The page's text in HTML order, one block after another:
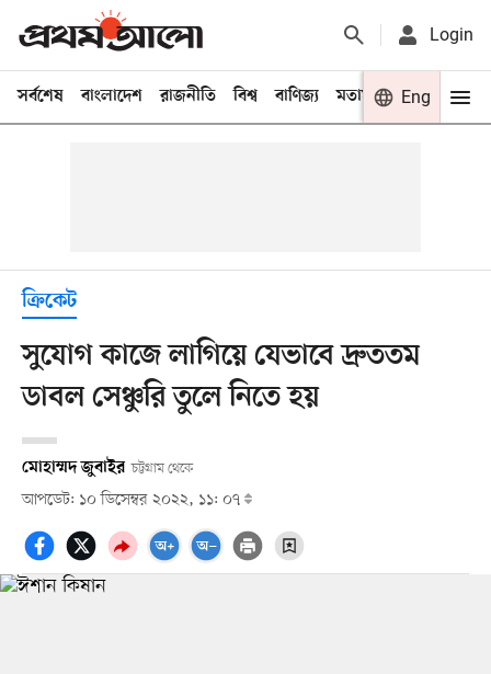
Login
সর্বশেষ বাংলাদেশ রাজনীতি বিশ্ব বাণিজ্য মতামত খেলা
Eng
ক্রিকেট
সুযোগ কাজে লাগিয়ে যেভাবে দ্রুততম
ডাবল সেঞ্চুরি তুলে নিতে হয়
মোহাম্মদ জুবাইর চট্টগ্রাম থেকে
আপডেট: ১০ ডিসেম্বর ২০২২, ১১: ০৭